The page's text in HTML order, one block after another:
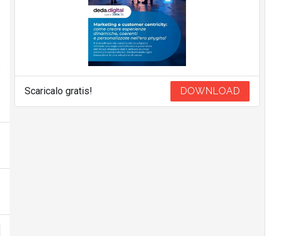
Scaricalo gratis! DOWNLOAD